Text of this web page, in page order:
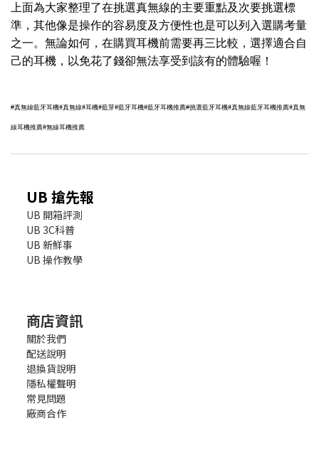
上面為大家整理了在挑選真無線的主要重點及次要挑選標
準，其他像是操作的容易度及方便性也是可以列入選購考量
之一。無論如何，在購買耳機前需要再三比較，選擇適合自
己的耳機，以免花了錢卻無法享受到該有的體驗喔！
#真無線藍牙耳機#真無線#耳機#藍芽#藍牙耳機#藍牙耳機推薦#挑選藍牙耳機#真無線藍牙耳機推薦#真無
線耳機推薦#無線耳機推薦
UB 搶先報
UB 開箱評測
UB 3C科普
UB 新鮮事
UB 操作教學
商店資訊
關於我們
配送說明
退換貨說明
隱私權聲明
常見問題
廠商合作